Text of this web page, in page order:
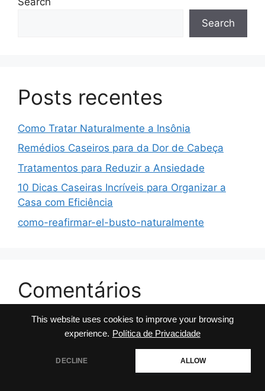
This website uses cookies to improve your browsing
experience. Política de Privacidade
DECLINE ALLOW
Search
Posts recentes
Como Tratar Naturalmente a Insônia
Remédios Caseiros para da Dor de Cabeça
Tratamentos para Reduzir a Ansiedade
10 Dicas Caseiras Incríveis para Organizar a
Casa com Eficiência
como-reafirmar-el-busto-naturalmente
Comentários
No comments to show.
• Built withGeneratePress